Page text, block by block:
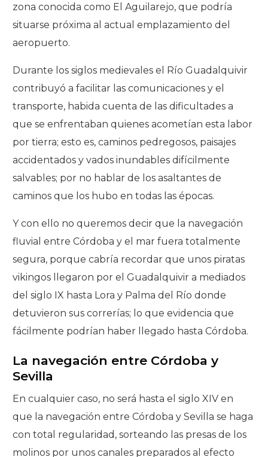
zona conocida como El Aguilarejo, que podría
situarse próxima al actual emplazamiento del
aeropuerto.
Durante los siglos medievales el Río Guadalquivir
contribuyó a facilitar las comunicaciones y el
transporte, habida cuenta de las dificultades a
que se enfrentaban quienes acometían esta labor
por tierra; esto es, caminos pedregosos, paisajes
accidentados y vados inundables difícilmente
salvables; por no hablar de los asaltantes de
caminos que los hubo en todas las épocas.
Y con ello no queremos decir que la navegación
fluvial entre Córdoba y el mar fuera totalmente
segura, porque cabría recordar que unos piratas
vikingos llegaron por el Guadalquivir a mediados
del siglo IX hasta Lora y Palma del Río donde
detuvieron sus correrías; lo que evidencia que
fácilmente podrían haber llegado hasta Córdoba.
La navegación entre Córdoba y
Sevilla
En cualquier caso, no será hasta el siglo XIV en
que la navegación entre Córdoba y Sevilla se haga
con total regularidad, sorteando las presas de los
molinos por unos canales preparados al efecto